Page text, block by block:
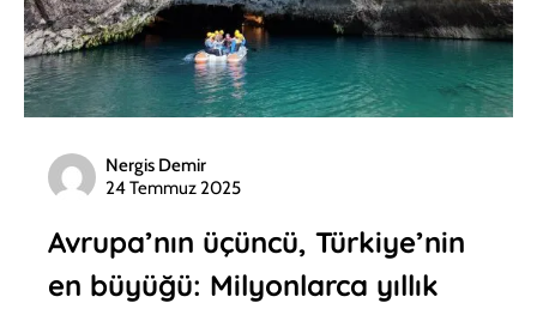
Nergis Demir
24 Temmuz 2025
Avrupa’nın üçüncü, Türkiye’nin
en büyüğü: Milyonlarca yıllık